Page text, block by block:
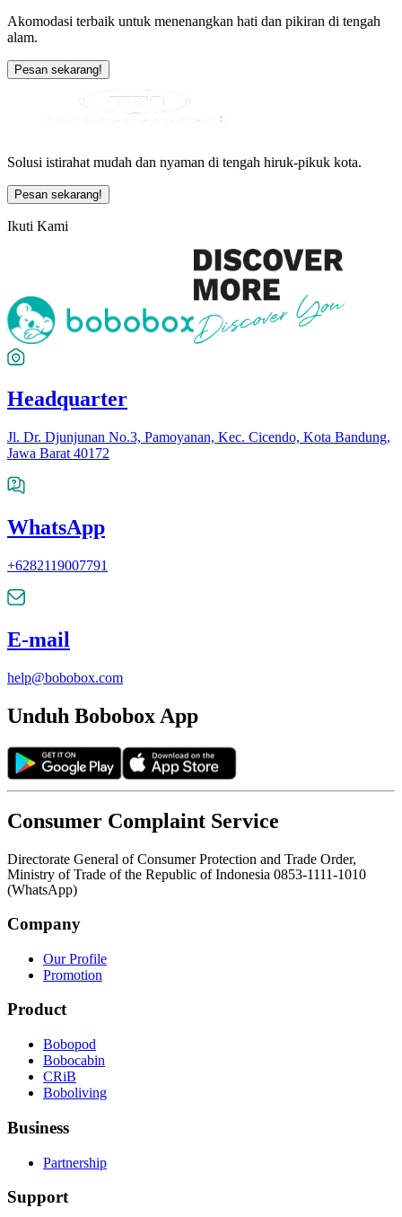
Akomodasi terbaik untuk menenangkan hati dan pikiran di tengah
alam.
Pesan sekarang!
Solusi istirahat mudah dan nyaman di tengah hiruk-pikuk kota.
Pesan sekarang!
Ikuti Kami
Headquarter
Jl. Dr. Djunjunan No.3, Pamoyanan, Kec. Cicendo, Kota Bandung,
Jawa Barat 40172
WhatsApp
+6282119007791
E-mail
help@bobobox.com
Unduh Bobobox App
Consumer Complaint Service
Directorate General of Consumer Protection and Trade Order,
Ministry of Trade of the Republic of Indonesia 0853-1111-1010
(WhatsApp)
Company
Our Profile
Promotion
Product
Bobopod
Bobocabin
CRiB
Boboliving
Business
Partnership
Support